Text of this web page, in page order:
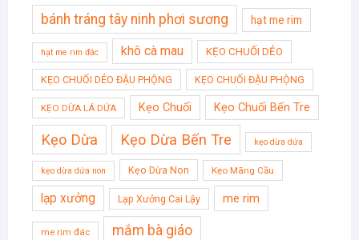
bánh tráng tây ninh phơi sương hạt me rim
hạt me rim đác khô cà mau KẸO CHUỐI DẺO
KẸO CHUỐI DẺO ĐẬU PHỘNG KẸO CHUỐI ĐẬU PHỘNG
KẸO DỪA LÁ DỨA Kẹo Chuối Kẹo Chuối Bến Tre
Kẹo Dừa Kẹo Dừa Bến Tre kẹo dừa dứa
kẹo dừa dứa non Kẹo Dừa Non Kẹo Mãng Cầu
lạp xưởng Lạp Xưởng Cai Lậy me rim
me rim đác mắm bà giáo